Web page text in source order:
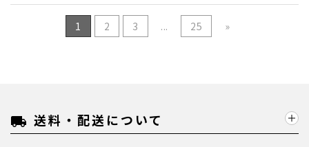
1 2 3 ... 25 »
local_shipping 送料・配送について